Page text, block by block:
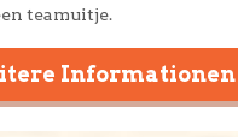
teamuitje.
Informationen